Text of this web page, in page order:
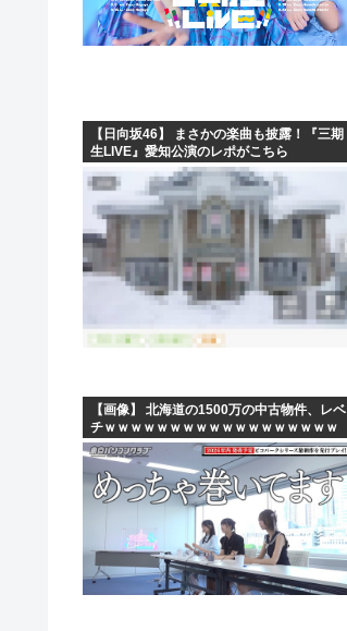
【日向坂46】 まさかの楽曲も披露！『三期
生LIVE』愛知公演のレポがこちら
【画像】 北海道の1500万の中古物件、レベ
チｗｗｗｗｗｗｗｗｗｗｗｗｗｗｗｗｗｗ
ｗｗ